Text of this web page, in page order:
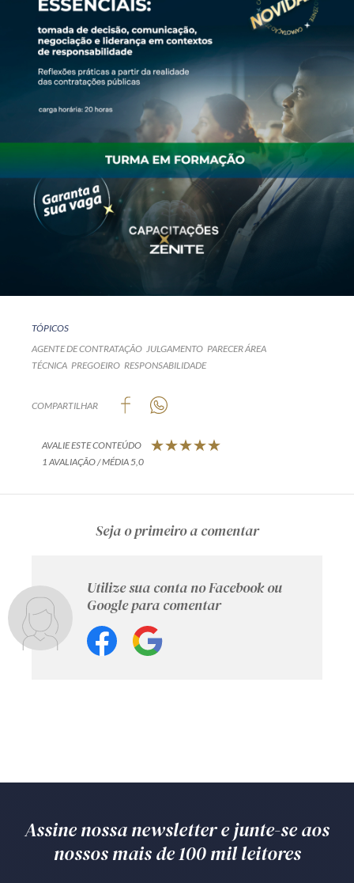
TÓPICOS
AGENTE DE CONTRATAÇÃO JULGAMENTO PARECER ÁREA
TÉCNICA PREGOEIRO RESPONSABILIDADE
COMPARTILHAR
AVALIE ESTE CONTEÚDO
1 AVALIAÇÃO / MÉDIA 5,0
Seja o primeiro a comentar
Utilize sua conta no Facebook ou
Google para comentar
Assine nossa newsletter e junte-se aos
nossos mais de 100 mil leitores